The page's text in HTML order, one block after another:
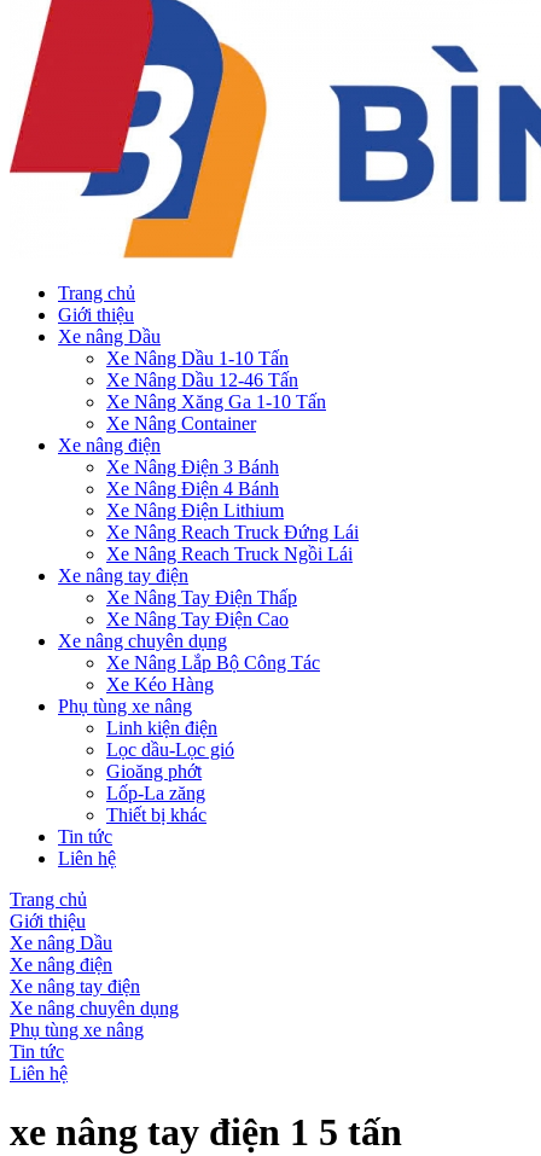
Trang chủ
Giới thiệu
Xe nâng Dầu
Xe Nâng Dầu 1-10 Tấn
Xe Nâng Dầu 12-46 Tấn
Xe Nâng Xăng Ga 1-10 Tấn
Xe Nâng Container
Xe nâng điện
Xe Nâng Điện 3 Bánh
Xe Nâng Điện 4 Bánh
Xe Nâng Điện Lithium
Xe Nâng Reach Truck Đứng Lái
Xe Nâng Reach Truck Ngồi Lái
Xe nâng tay điện
Xe Nâng Tay Điện Thấp
Xe Nâng Tay Điện Cao
Xe nâng chuyên dụng
Xe Nâng Lắp Bộ Công Tác
Xe Kéo Hàng
Phụ tùng xe nâng
Linh kiện điện
Lọc dầu-Lọc gió
Gioăng phớt
Lốp-La zăng
Thiết bị khác
Tin tức
Liên hệ
Trang chủ
Giới thiệu
Xe nâng Dầu
Xe nâng điện
Xe nâng tay điện
Xe nâng chuyên dụng
Phụ tùng xe nâng
Tin tức
Liên hệ
xe nâng tay điện 1 5 tấn